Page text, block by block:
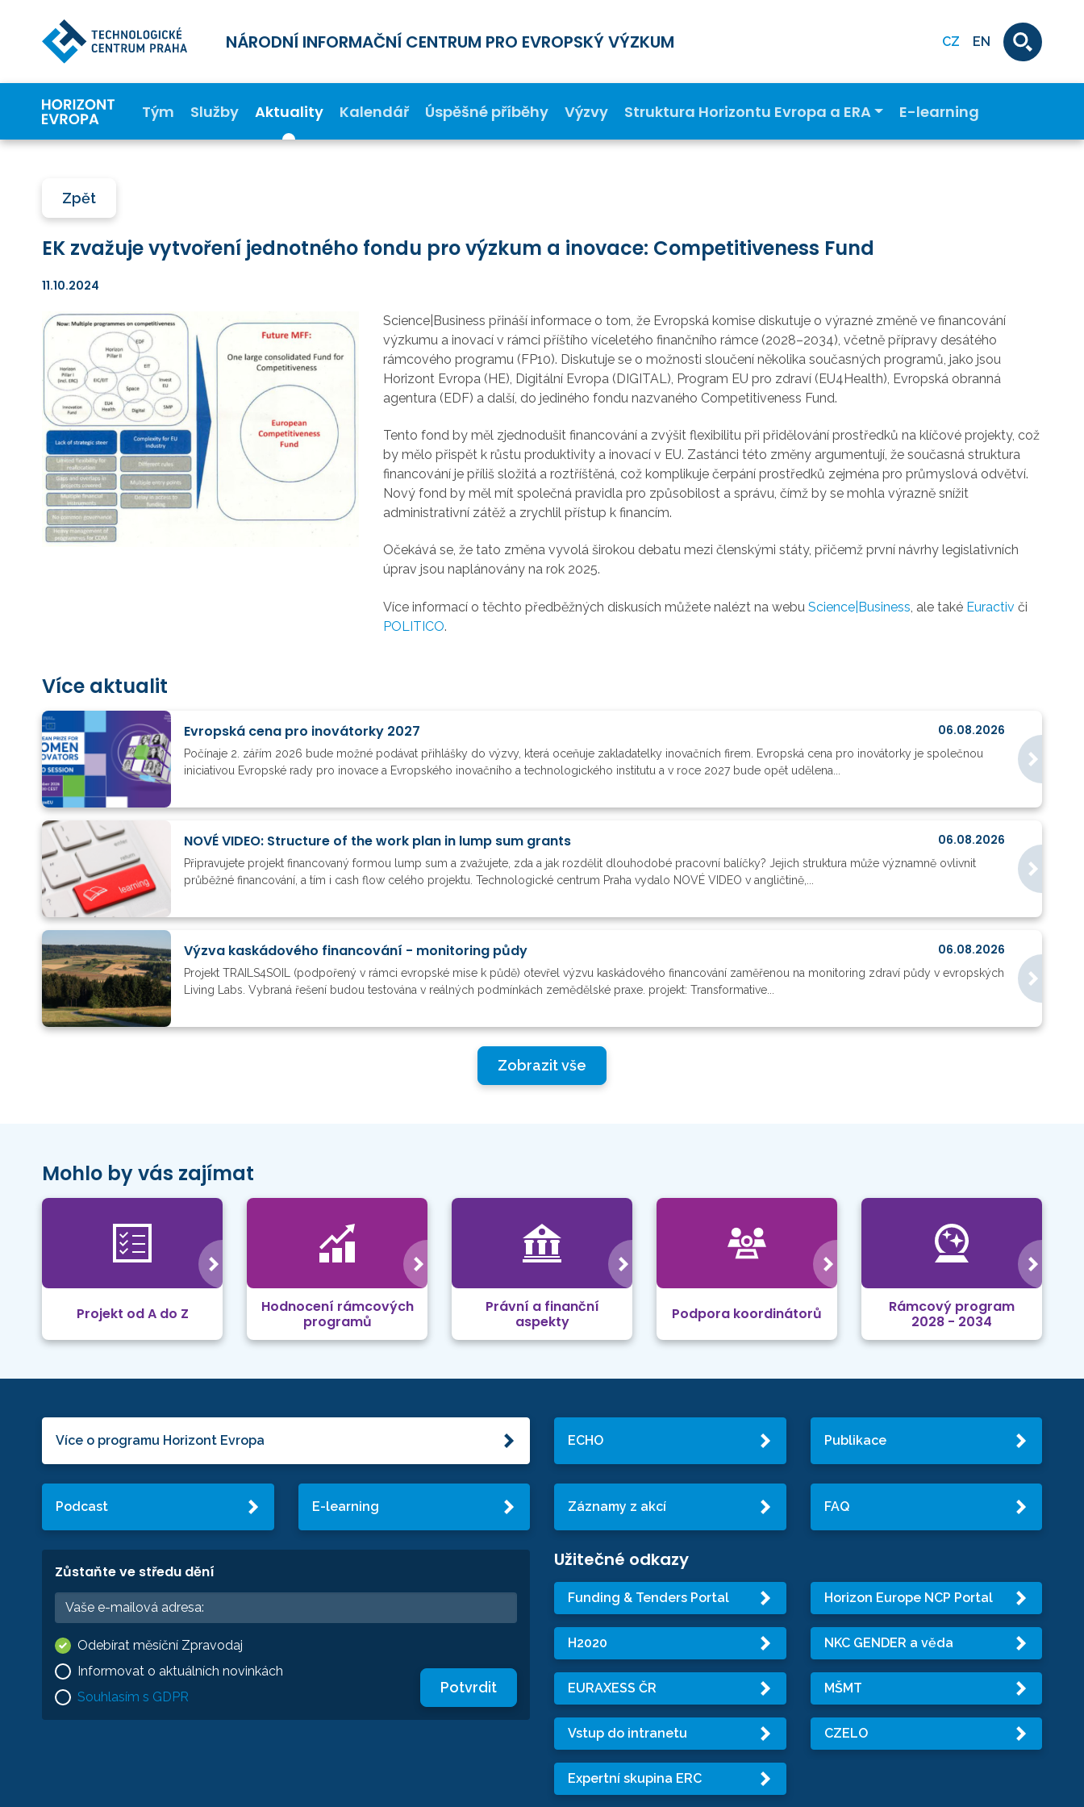
NÁRODNÍ INFORMAČNÍ CENTRUM PRO EVROPSKÝ VÝZKUM CZ EN
Tým Služby Aktuality Kalendář Úspěšné příběhy Výzvy Struktura Horizontu Evropa a ERA E-learning
Zpět
EK zvažuje vytvoření jednotného fondu pro výzkum a inovace: Competitiveness Fund
11.10.2024
Science|Business přináší informace o tom, že Evropská komise diskutuje o výrazné změně ve financování
výzkumu a inovací v rámci příštího víceletého finančního rámce (2028–2034), včetně přípravy desátého
rámcového programu (FP10). Diskutuje se o možnosti sloučení několika současných programů, jako jsou
Horizont Evropa (HE), Digitální Evropa (DIGITAL), Program EU pro zdraví (EU4Health), Evropská obranná
agentura (EDF) a další, do jediného fondu nazvaného Competitiveness Fund.
Tento fond by měl zjednodušit financování a zvýšit flexibilitu při přidělování prostředků na klíčové projekty, což
by mělo přispět k růstu produktivity a inovací v EU. Zastánci této změny argumentují, že současná struktura
financování je příliš složitá a roztříštěná, což komplikuje čerpání prostředků zejména pro průmyslová odvětví.
Nový fond by měl mít společná pravidla pro způsobilost a správu, čímž by se mohla výrazně snížit
administrativní zátěž a zrychlil přístup k financím.
Očekává se, že tato změna vyvolá širokou debatu mezi členskými státy, přičemž první návrhy legislativních
úprav jsou naplánovány na rok 2025.
Více informací o těchto předběžných diskusích můžete nalézt na webuScience|Business , ale také Euractiv či
POLITICO.
Více aktualit
Evropská cena pro inovátorky 2027 06.08.2026
Počínaje 2. zářím 2026 bude možné podávat přihlášky do výzvy, která oceňuje zakladatelky inovačních firem. Evropská cena pro inovátorky je společnou
iniciativou Evropské rady pro inovace a Evropského inovačního a technologického institutu a v roce 2027 bude opět udělena...
NOVÉ VIDEO: Structure of the work plan in lump sum grants 06.08.2026
Připravujete projekt financovaný formou lump sum a zvažujete, zda a jak rozdělit dlouhodobé pracovní balíčky? Jejich struktura může významně ovlivnit
průběžné financování, a tím i cash flow celého projektu. Technologické centrum Praha vydalo NOVÉ VIDEO v angličtině,...
Výzva kaskádového financování - monitoring půdy 06.08.2026
Projekt TRAILS4SOIL (podpořený v rámci evropské mise k půdě) otevřel výzvu kaskádového financování zaměřenou na monitoring zdraví půdy v evropských
Living Labs. Vybraná řešení budou testována v reálných podmínkách zemědělské praxe. projekt: Transformative...
Zobrazit vše
Mohlo by vás zajímat
Projekt od A do Z
Hodnocení rámcových
programů
Právní a finanční
aspekty
Podpora koordinátorů
Rámcový program
2028 - 2034
Více o programu Horizont Evropa
Podcast E-learning
Zůstaňte ve středu dění
Odebírat měsíční Zpravodaj
Informovat o aktuálních novinkách
Souhlasím s GDPR
Potvrdit
ECHO Publikace
Záznamy z akcí FAQ
Užitečné odkazy
Funding & Tenders Portal Horizon Europe NCP Portal
H2020 NKC GENDER a věda
EURAXESS ČR MŠMT
Vstup do intranetu CZELO
Expertní skupina ERC